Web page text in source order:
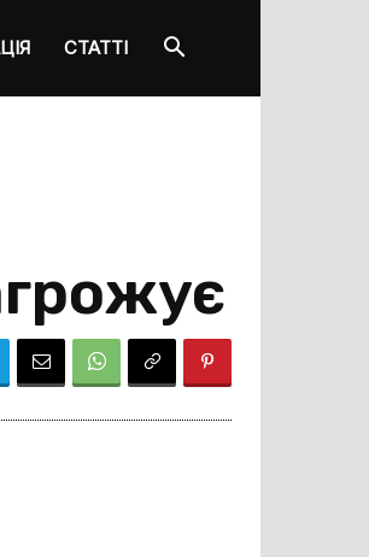
СТАТТІ